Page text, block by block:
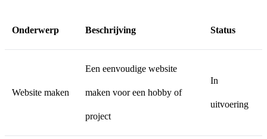
Onderwerp Beschrijving Status
Website maken
Een eenvoudige website
maken voor een hobby of
project
In
uitvoering